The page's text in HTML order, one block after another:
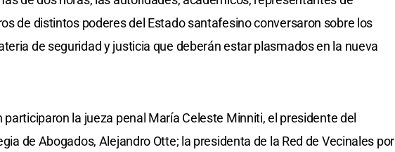
de distintos poderes del Estado santafesino conversaron sobre los
de seguridad y justicia que deberán estar plasmados en la nueva
la jueza penal María Celeste Minniti, el presidente del
de Abogados, Alejandro Otte; la presidenta de la Red de Vecinales por